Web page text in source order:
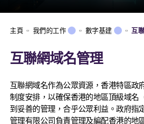
主頁 我們的工作 數字基建 互
互聯網域名管理
互聯網域名作為公眾資源，香港特區政
制度安排，以確保香港的地區頂級域名
到妥善的管理，合乎公眾利益。政府指
管理有限公司負責管理及編配香港的地